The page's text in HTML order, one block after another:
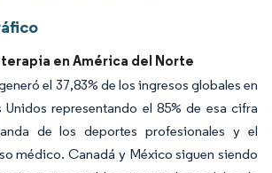
en América del Norte
el 37,83% de los ingresos globales en
representando el 85% de esa cifra
de los deportes profesionales y el
médico. Canadá y México siguen siendo